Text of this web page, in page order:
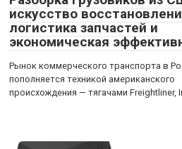
искусство
логистика запчастей и
экономическая
Рынок коммерческого транспорта в
пополняется техникой американского
происхождения — тягачами Freightliner,